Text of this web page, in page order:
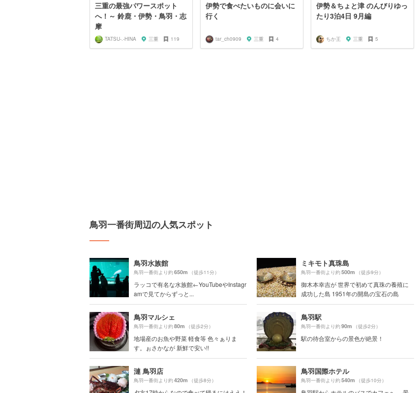
三重の最強パワースポット
へ！～ 鈴鹿・伊勢・鳥羽・志
摩
TATSU-.-HINA 三重 119
伊勢で食べたいものに会いに
行く
tar_ch0909 三重 4
伊勢＆ちょと津 のんびりゆっ
たり3泊4日 9月編
ちか王 三重 5
鳥羽一番街周辺の人気スポット
鳥羽水族館
鳥羽一番街より約650m （徒歩11分）
ラッコで有名な水族館←YouTubeやInstagr
amで見てからずっと...
ミキモト真珠島
鳥羽一番街より約500m （徒歩9分）
御木本幸吉が 世界で初めて真珠の養殖に
成功した島 1951年の開島の宝石の島
鳥羽マルシェ
鳥羽一番街より約80m （徒歩2分）
地場産のお魚や野菜 軽食等 色々ぁりま
す。ぉさかなが 新鮮で安い!!
鳥羽駅
鳥羽一番街より約90m （徒歩2分）
駅の待合室からの景色が絶景！
漣 鳥羽店
鳥羽一番街より約420m （徒歩8分）
鳥羽国際ホテル
鳥羽一番街より約540m （徒歩10分）